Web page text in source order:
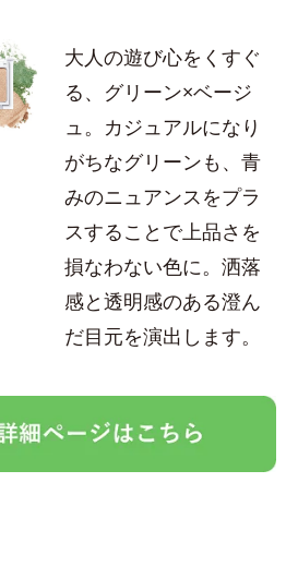
大人の遊び心をくすぐ
る、グリーン×ベージ
ュ。カジュアルになり
がちなグリーンも、青
みのニュアンスをプラ
スすることで上品さを
損なわない色に。洒落
感と透明感のある澄ん
だ目元を演出します。